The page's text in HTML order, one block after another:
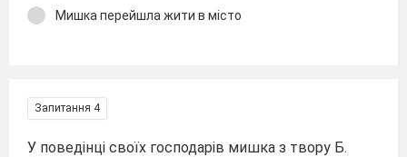
Мишка перейшла жити в місто
Запитання 4
У поведінці своїх господарів мишка з твору Б.